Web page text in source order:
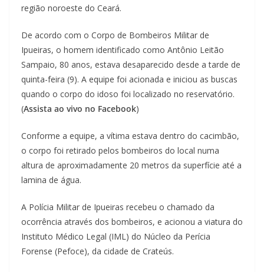
região noroeste do Ceará.
De acordo com o Corpo de Bombeiros Militar de
Ipueiras, o homem identificado como Antônio Leitão
Sampaio, 80 anos, estava desaparecido desde a tarde de
quinta-feira (9). A equipe foi acionada e iniciou as buscas
quando o corpo do idoso foi localizado no reservatório.
(Assista ao vivo no Facebook)
Conforme a equipe, a vítima estava dentro do cacimbão,
o corpo foi retirado pelos bombeiros do local numa
altura de aproximadamente 20 metros da superfície até a
lamina de água.
A Polícia Militar de Ipueiras recebeu o chamado da
ocorrência através dos bombeiros, e acionou a viatura do
Instituto Médico Legal (IML) do Núcleo da Perícia
Forense (Pefoce), da cidade de Crateús.